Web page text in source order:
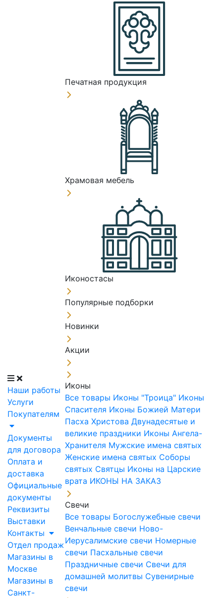
Наши работы
Услуги
Покупателям
Документы
для договора
Оплата и
доставка
Официальные
документы
Реквизиты
Выставки
Контакты
Отдел продаж
Магазины в
Москве
Магазины в
Санкт-
Печатная продукция
Храмовая мебель
Иконостасы
Популярные подборки
Новинки
Акции
Иконы
Все товары Иконы "Троица" Иконы
Спасителя Иконы Божией Матери
Пасха Христова Двунадесятые и
великие праздники Иконы Ангела-
Хранителя Мужские имена святых
Женские имена святых Соборы
святых Святцы Иконы на Царские
врата ИКОНЫ НА ЗАКАЗ
Свечи
Все товары Богослужебные свечи
Венчальные свечи Ново-
Иерусалимские свечи Номерные
свечи Пасхальные свечи
Праздничные свечи Свечи для
домашней молитвы Сувенирные
свечи